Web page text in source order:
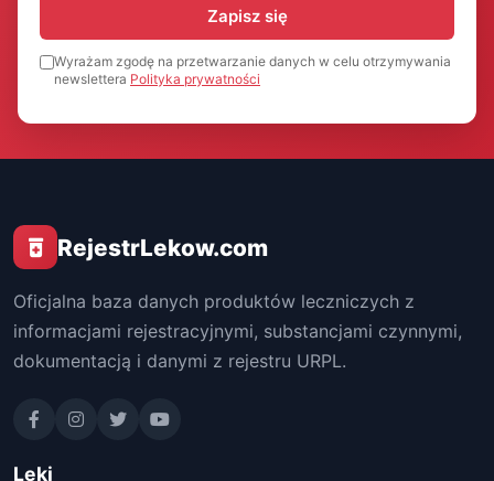
Zapisz się
Wyrażam zgodę na przetwarzanie danych w celu otrzymywania
newslettera Polityka prywatności
RejestrLekow.com
Oficjalna baza danych produktów leczniczych z
informacjami rejestracyjnymi, substancjami czynnymi,
dokumentacją i danymi z rejestru URPL.
Leki